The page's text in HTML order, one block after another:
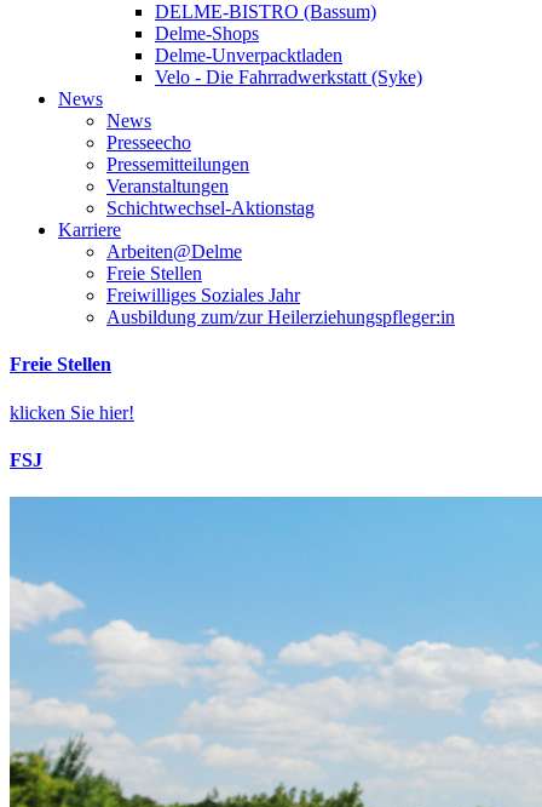
DELME-BISTRO (Bassum)
Delme-Shops
Delme-Unverpacktladen
Velo - Die Fahrradwerkstatt (Syke)
News
News
Presseecho
Pressemitteilungen
Veranstaltungen
Schichtwechsel-Aktionstag
Karriere
Arbeiten@Delme
Freie Stellen
Freiwilliges Soziales Jahr
Ausbildung zum/zur Heilerziehungspfleger:in
Freie Stellen
klicken Sie hier!
FSJ